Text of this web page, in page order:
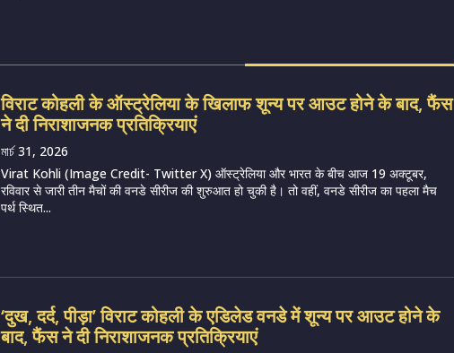
विराट कोहली के ऑस्ट्रेलिया के खिलाफ शून्य पर आउट होने के बाद, फैंस
ने दी निराशाजनक प्रतिक्रियाएं
মার্চ 31, 2026
Virat Kohli (Image Credit- Twitter X) ऑस्ट्रेलिया और भारत के बीच आज 19 अक्टूबर,
रविवार से जारी तीन मैचों की वनडे सीरीज की शुरुआत हो चुकी है। तो वहीं, वनडे सीरीज का पहला मैच
पर्थ स्थित...
‘दुख, दर्द, पीड़ा’ विराट कोहली के एडिलेड वनडे में शून्य पर आउट होने के
बाद, फैंस ने दी निराशाजनक प्रतिक्रियाएं